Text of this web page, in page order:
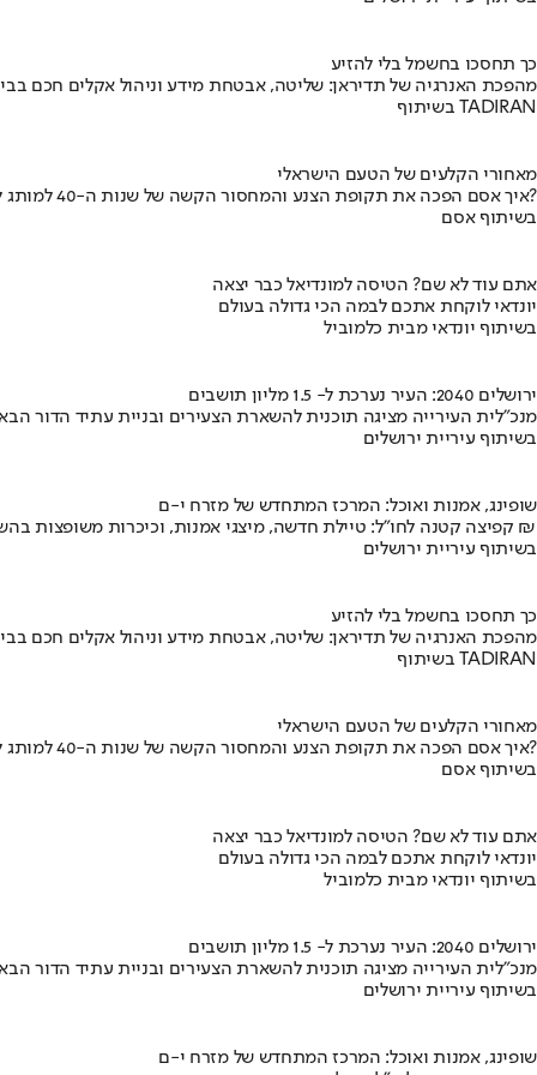
כך תחסכו בחשמל בלי להזיע
מהפכת האנרגיה של תדיראן: שליטה, אבטחת מידע וניהול אקלים חכם
בשיתוף TADIRAN
מאחורי הקלעים של הטעם הישראלי
איך אסם הפכה את תקופת הצנע והמחסור הקשה של שנות ה-40 למותג לאומי?
בשיתוף אסם
אתם עוד לא שם? הטיסה למונדיאל כבר יצאה
יונדאי לוקחת אתכם לבמה הכי גדולה בעולם
בשיתוף יונדאי מבית כלמוביל
ירושלים 2040: העיר נערכת ל- 1.5 מליון תושבים
מנכ"לית העירייה מציגה תוכנית להשארת הצעירים ובניית עתיד הדור
בשיתוף עיריית ירושלים
שופינג, אמנות ואוכל: המרכז המתחדש של מזרח י-ם
קפיצה קטנה לחו"ל: טיילת חדשה, מיצגי אמנות, וכיכרות משופצות בהשקעה של 100 מיליון ₪
בשיתוף עיריית ירושלים
כך תחסכו בחשמל בלי להזיע
מהפכת האנרגיה של תדיראן: שליטה, אבטחת מידע וניהול אקלים חכם
בשיתוף TADIRAN
מאחורי הקלעים של הטעם הישראלי
איך אסם הפכה את תקופת הצנע והמחסור הקשה של שנות ה-40 למותג לאומי?
בשיתוף אסם
אתם עוד לא שם? הטיסה למונדיאל כבר יצאה
יונדאי לוקחת אתכם לבמה הכי גדולה בעולם
בשיתוף יונדאי מבית כלמוביל
ירושלים 2040: העיר נערכת ל- 1.5 מליון תושבים
מנכ"לית העירייה מציגה תוכנית להשארת הצעירים ובניית עתיד הדור
בשיתוף עיריית ירושלים
שופינג, אמנות ואוכל: המרכז המתחדש של מזרח י-ם